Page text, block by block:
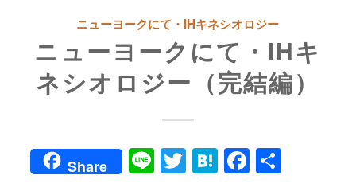
ニューヨークにて・IHキネシオロジー
ニューヨークにて・IHキ
ネシオロジー（完結編）
Share LineTwitter
Hatena共